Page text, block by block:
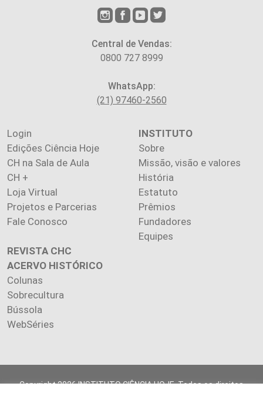
Central de Vendas:
0800 727 8999
WhatsApp:
(21) 97460-2560
Login
Edições Ciência Hoje
CH na Sala de Aula
CH +
Loja Virtual
Projetos e Parcerias
Fale Conosco
INSTITUTO
Sobre
Missão, visão e valores
História
Estatuto
Prêmios
Fundadores
Equipes
REVISTA CHC
ACERVO HISTÓRICO
Colunas
Sobrecultura
Bússola
WebSéries
Copyright 2026 INSTITUTO CIÊNCIA HOJE. Todos os direitos